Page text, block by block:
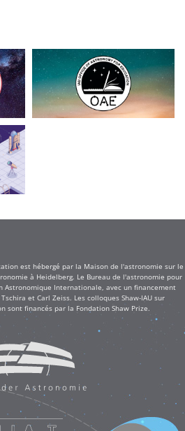
est hébergé par la Maison de l'astronomie sur le
à Heidelberg. Le Bureau de l'astronomie pour
Astronomique Internationale, avec un financement
et Carl Zeiss. Les colloques Shaw-IAU sur
sont financés par la Fondation Shaw Prize.